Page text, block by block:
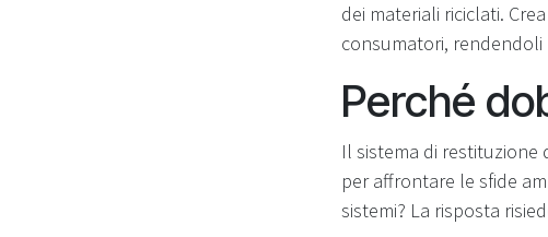
dei materiali riciclati.
consumatori,
Perché
Il sistema di restituzione
per affrontare le sfide
sistemi? La risposta